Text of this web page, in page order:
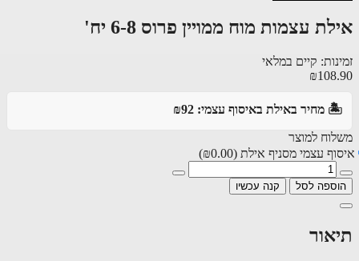
עצמות מוח ממויין פרוס 6-8 יח'
קיים במלאי
מחיר באילת באיסוף עצמי: ₪92
למוצר
עצמי מסניף אילת(₪0.00)
לסל קנה עכשיו